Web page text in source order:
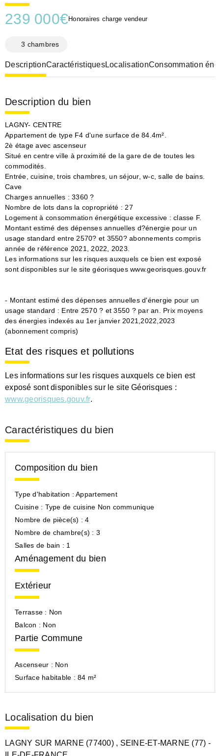
239 000€ Honoraires charge vendeur
3 chambres
DescriptionCaractéristiquesLocalisationConsommation
Description du bien
LAGNY- CENTRE
Appartement de type F4 d'une surface de 84.4m².
2è étage avec ascenseur
Situé en centre ville à proximité de la gare de de toutes les
commodités.
Entrée, cuisine, trois chambres, un séjour, w-c, salle de bains.
Cave
Charges annuelles : 3360 ?
Nombre de lots dans la copropriété : 27
Logement à consommation énergétique excessive : classe F.
Montant estimé des dépenses annuelles d?énergie pour un
usage standard entre 2570? et 3550? abonnements compris
année de référence 2021, 2022, 2023.
Les informations sur les risques auxquels ce bien est exposé
sont disponibles sur le site géorisques www.georisques.gouv.fr
- Montant estimé des dépenses annuelles d'énergie pour un
usage standard : Entre 2570 ? et 3550 ? par an. Prix moyens
des énergies indexés au 1er janvier 2021,2022,2023
(abonnement compris)
Etat des risques et pollutions
Les informations sur les risques auxquels ce bien est
exposé sont disponibles sur le site Géorisques :
www.georisques.gouv.fr.
Caractéristiques du bien
Composition du bien
Type d'habitation : Appartement
Cuisine : Type de cuisine Non communique
Nombre de pièce(s) :4
Nombre de chambre(s) : 3
Salles de bain : 1
Aménagement du bien
Extérieur
Terrasse : Non
Balcon : Non
Partie Commune
Ascenseur : Non
Surface habitable : 84 m²
Localisation du bien
LAGNY SUR MARNE (77400) , SEINE-ET-MARNE (77) -